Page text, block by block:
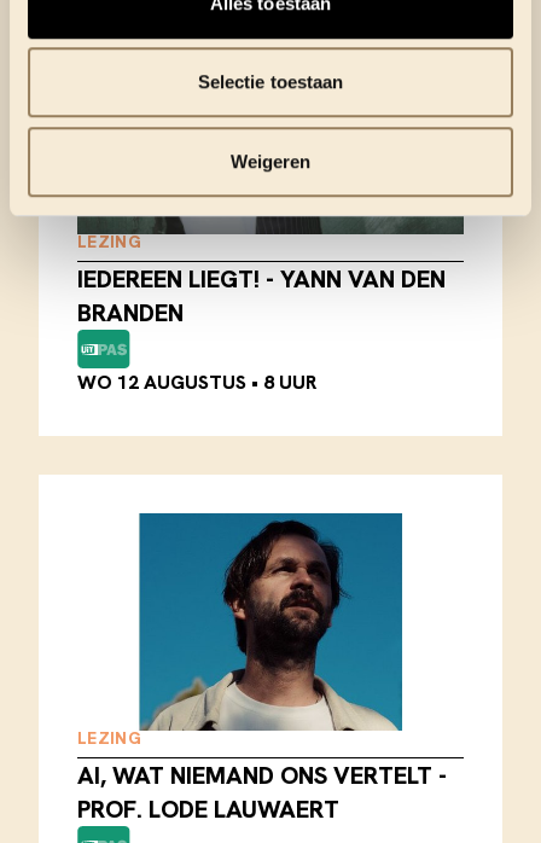
Selectie toestaan
Weigeren
LEZING
IEDEREEN LIEGT! - YANN VAN DEN
BRANDEN
WO 12 AUGUSTUS • 8 UUR
LEZING
AI, WAT NIEMAND ONS VERTELT -
PROF. LODE LAUWAERT